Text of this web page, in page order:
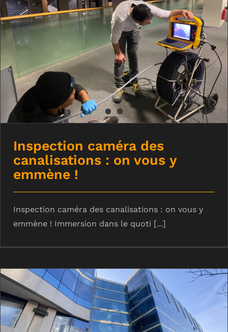
Inspection caméra des canalisations :
on vous y emmène !
Inspection caméra des
canalisations : on vous y
emmène !
Inspection caméra des canalisations : on vous y
emmène ! Immersion dans le quoti [...]